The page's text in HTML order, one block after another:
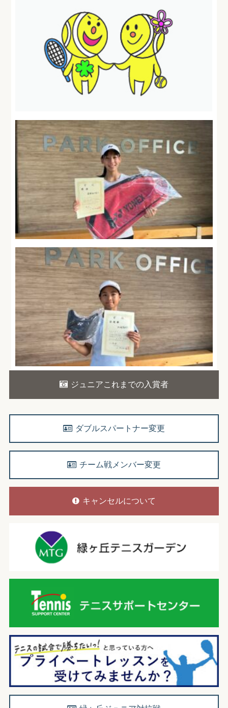
ジュニアこれまでの入賞者
ダブルスパートナー変更
チーム戦メンバー変更
キャンセルについて